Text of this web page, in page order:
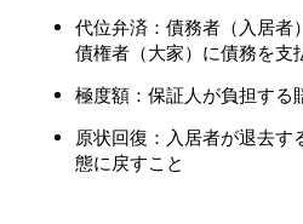
代位弁済：債務者（入居者
債権者（大家）に債務を支
極度額：保証人が負担する
原状回復：入居者が退去す
態に戻すこと